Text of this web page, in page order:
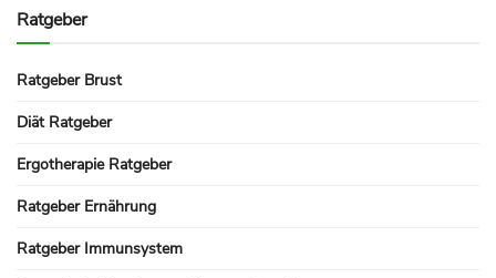
Ratgeber
Ratgeber Brust
Diät Ratgeber
Ergotherapie Ratgeber
Ratgeber Ernährung
Ratgeber Immunsystem